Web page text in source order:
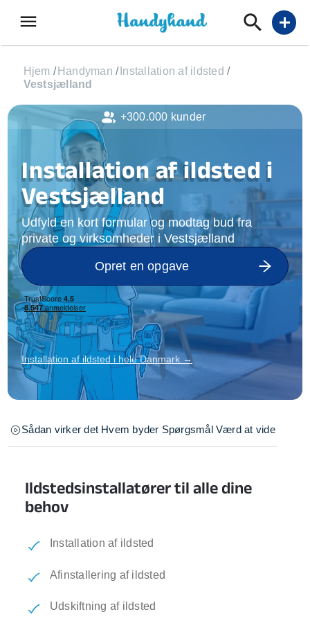
menu add
Hjem / Handyman / Installation af ildsted /
Vestsjælland
Installation af ildsted i
Vestsjælland
Udfyld en kort formular og modtag bud fra
private og virksomheder i Vestsjælland
Opret en opgave
Installation af ildsted i hele Danmark →
Sådan virker det Hvem byder Spørgsmål Værd at vide
Ildstedsinstallatører til alle dine
behov
Installation af ildsted
Afinstallering af ildsted
Udskiftning af ildsted
+300.000 kunder